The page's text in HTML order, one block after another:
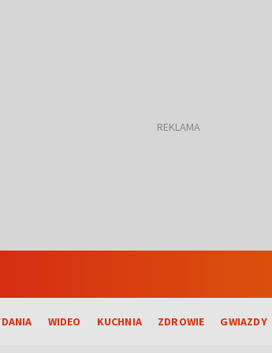
WIDEO KUCHNIA ZDROWIE GWIAZDY